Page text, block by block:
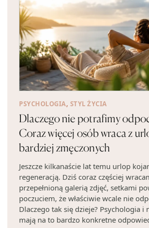
PSYCHOLOGIA, STYL ŻYCIA
Dlaczego nie potrafimy
Coraz więcej osób wraca z
bardziej zmęczonych
Jeszcze kilkanaście lat temu urlop
regeneracją. Dziś coraz częściej
przepełnioną galerią zdjęć, setkami
poczuciem, że właściwie wcale nie
Dlaczego tak się dzieje? Psychologia i
mają na to bardzo konkretne